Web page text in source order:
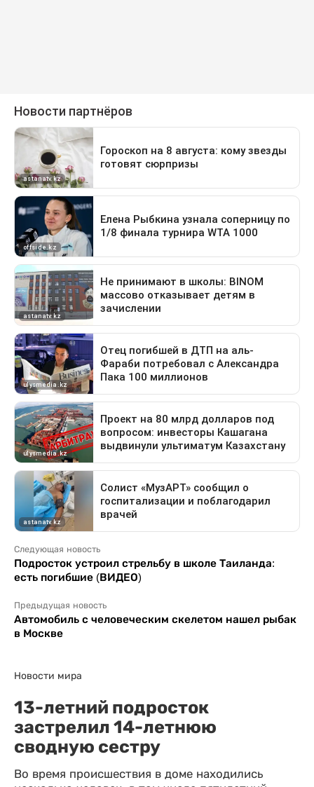
Следующая новость
Подросток устроил стрельбу в школе Таиланда:
есть погибшие (ВИДЕО)
Предыдущая новость
Автомобиль с человеческим скелетом нашел рыбак
в Москве
Новости мира
13-летний подросток
застрелил 14-летнюю
сводную сестру
Во время происшествия в доме находились